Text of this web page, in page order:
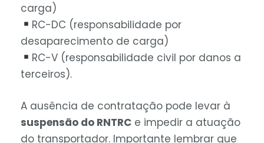
carga)
RC-DC (responsabilidade por
desaparecimento de carga)
RC-V (responsabilidade civil por danos a
terceiros).
A ausência de contratação pode levar à
suspensão do RNTRC e impedir a atuação
do transportador. Importante lembrar que